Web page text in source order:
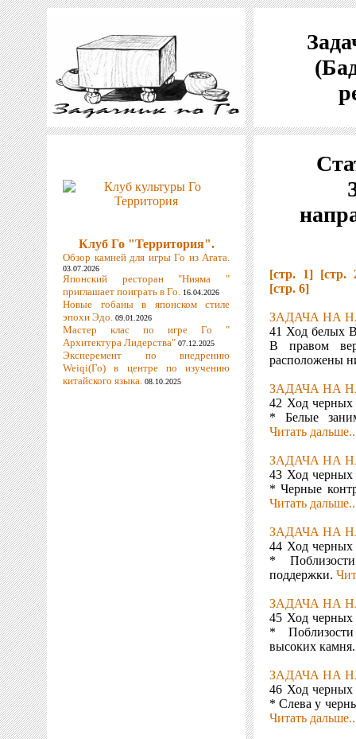
Клуб Го "Территория".
Обзор камней для игры Го из Агата.
03.07.2026
Японский ресторан "Нияма "
приглашает поиграть в Го. 16.04.2026
Новые гобаны в японском стиле
эпохи Эдо. 09.01.2026
Мастер клас по игре Го "
Архитектура Лидерства" 07.12.2025
Эксперемент по внедрению
Weiqi(Го) в центре по изучению
китайского языка. 08.10.2025
[стр. 1] [стр.
[стр. 6]
ЗАДАЧА НА
41 Ход белых
В правом
расположены
ЗАДАЧА НА
42 Ход черных
* Белые
Читать
ЗАДАЧА НА
43 Ход черных
* Черные
Читать
ЗАДАЧА НА
44 Ход черных
*
поддержки.
ЗАДАЧА НА
45 Ход черных
*
высоких
ЗАДАЧА НА
46 Ход черных
* Слева у
Читать